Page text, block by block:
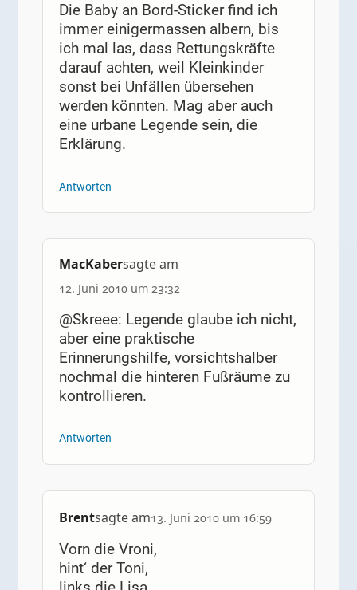
Die Baby an Bord-Sticker find ich
immer einigermassen albern, bis
ich mal las, dass Rettungskräfte
darauf achten, weil Kleinkinder
sonst bei Unfällen übersehen
werden könnten. Mag aber auch
eine urbane Legende sein, die
Erklärung.
Antworten
MacKabersagte am
12. Juni 2010 um 23:32
@Skreee: Legende glaube ich nicht,
aber eine praktische
Erinnerungshilfe, vorsichtshalber
nochmal die hinteren Fußräume zu
kontrollieren.
Antworten
Brentsagte am13. Juni 2010 um 16:59
Vorn die Vroni,
hint‘ der Toni,